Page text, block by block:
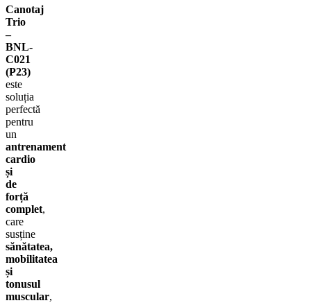
Canotaj
Trio
–
BNL-
C021
(P23)
este
soluția
perfectă
pentru
un
antrenament
cardio
și
de
forță
complet,
care
susține
sănătatea,
mobilitatea
și
tonusul
muscular,